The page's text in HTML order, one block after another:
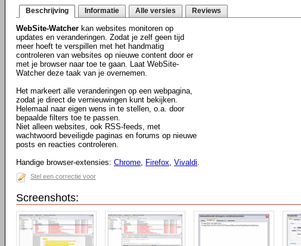
Beschrijving Informatie Alle versies Reviews
WebSite-Watcher kan websites monitoren op
updates en veranderingen. Zodat je zelf geen tijd
meer hoeft te verspillen met het handmatig
controleren van websites op nieuwe content door er
met je browser naar toe te gaan. Laat WebSite-
Watcher deze taak van je overnemen.
Het markeert alle veranderingen op een webpagina,
zodat je direct de vernieuwingen kunt bekijken.
Helemaal naar eigen wens in te stellen, o.a. door
bepaalde filters toe te passen.
Niet alleen websites, ook RSS-feeds, met
wachtwoord beveiligde paginas en forums op nieuwe
posts en reacties controleren.
Handige browser-extensies: Chrome, Firefox, Vivaldi.
Stel een correctie voor
Screenshots: